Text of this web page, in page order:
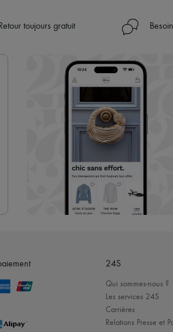
Retour toujours gratuit
24S
Qui sommes-nous ?
Les services 24S
Carrières
Relations Presse et